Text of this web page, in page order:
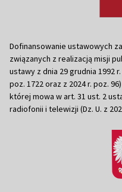
Dofinansowanie ustawowych
związanych z realizacją misji
ustawy z dnia 29 grudnia 1992
poz. 1722 oraz z 2024 r. poz.
której mowa w art. 31 ust. 2
radiofonii i telewizji (Dz. U. z